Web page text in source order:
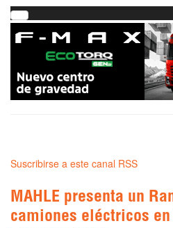
Suscribirse a este canal RSS
MAHLE presenta un
camiones eléctricos en